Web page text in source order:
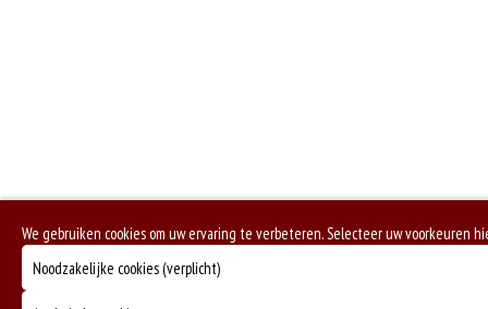
We gebruiken cookies om uw ervaring te verbeteren. Selecteer uw voorkeuren
Noodzakelijke cookies (verplicht)